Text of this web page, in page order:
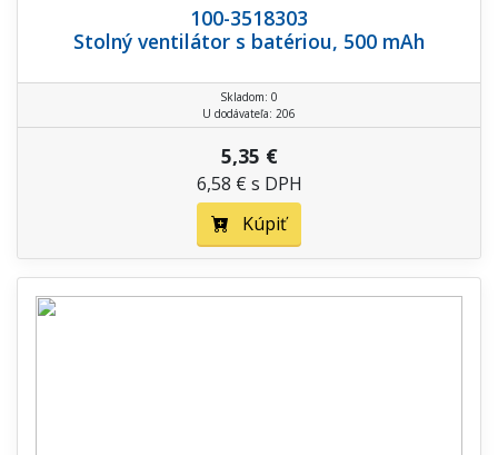
100-3518303
Stolný ventilátor s batériou, 500 mAh
Skladom: 0
U dodávateľa: 206
5,35 €
6,58 € s DPH
Kúpiť